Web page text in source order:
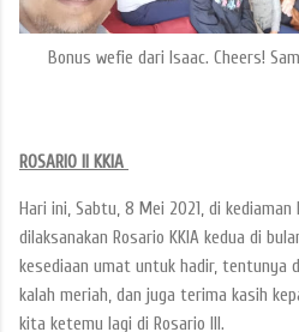
Bonus wefie dari Isaac. Cheers!
ROSARIO II KKIA
Hari ini, Sabtu, 8 Mei 2021, di
dilaksanakan Rosario KKIA kedua di
kesediaan umat untuk hadir, tentunya
kalah meriah, dan juga terima kasih
kita ketemu lagi di Rosario III.